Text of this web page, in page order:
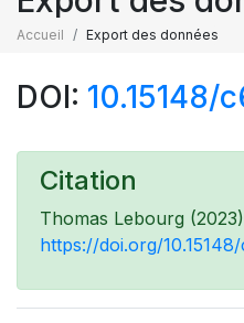
Accueil Export des données
DOI:
Citation
Thomas Lebourg
https://doi.org/